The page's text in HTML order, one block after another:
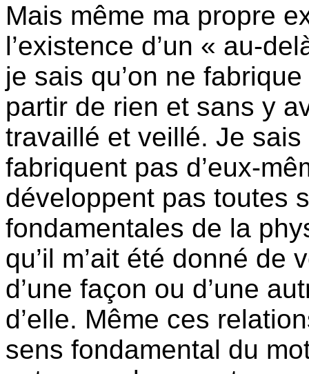
Mais même ma propre
l’existence d’un « au-
je sais qu’on ne
partir de rien et sans y
travaillé et veillé. Je
fabriquent pas d’eux-
développent pas toutes
fondamentales de la
qu’il m’ait été donné de
d’une façon ou d’une
d’elle. Même ces
sens fondamental du